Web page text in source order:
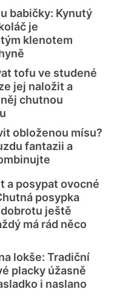
babičky: Kynutý
je
klenotem
tofu ve studené
jej naložit a
chutnou
obloženou mísu?
fantazii a
a posypat ovocné
posypka
ještě
má rád něco
lokše: Tradiční
placky úžasně
i naslano